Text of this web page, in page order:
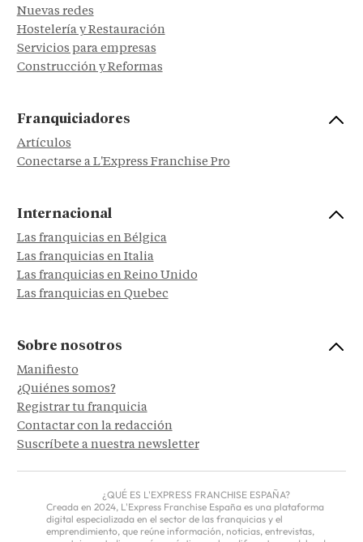
Nuevas redes
Hostelería y Restauración
Servicios para empresas
Construcción y Reformas
Franquiciadores
Artículos
Conectarse a L'Express Franchise Pro
Internacional
Las franquicias en Bélgica
Las franquicias en Italia
Las franquicias en Reino Unido
Las franquicias en Quebec
Sobre nosotros
Manifiesto
¿Quiénes somos?
Registrar tu franquicia
Contactar con la redacción
Suscríbete a nuestra newsletter
¿QUÉ ES L'EXPRESS FRANCHISE ESPAÑA?
Creada en 2024, L'Express Franchise España es una plataforma
digital especializada en el sector de las franquicias y el
emprendimiento, que reúne información, noticias, entrevistas,